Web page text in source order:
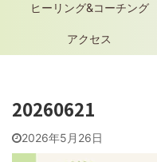
ヒーリング&コーチング
アクセス
20260621
2026年5月26日